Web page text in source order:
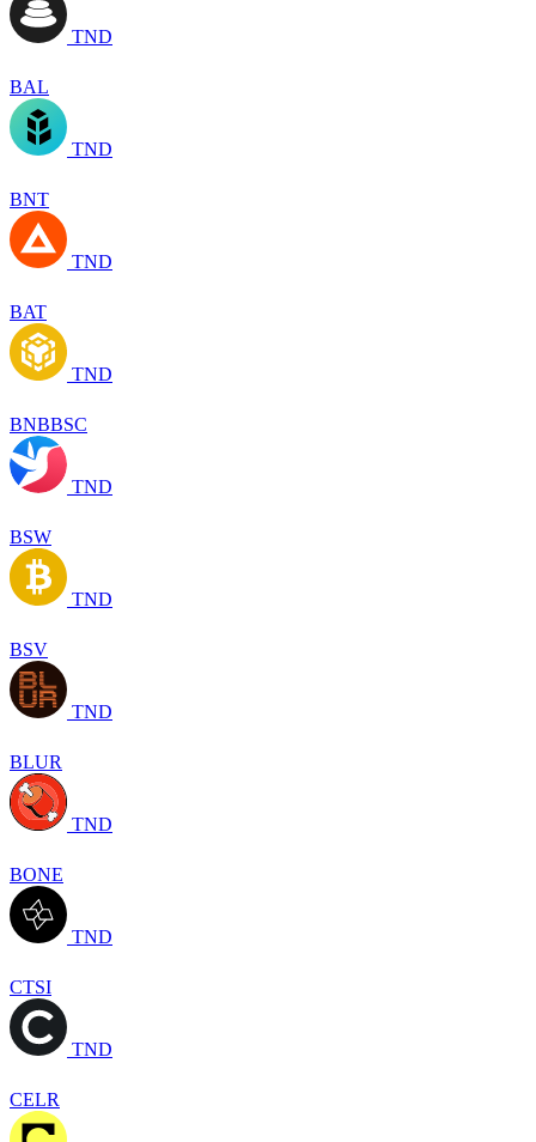
TND
BAL
TND
BNT
TND
BAT
TND
BNBBSC
TND
BSW
TND
BSV
TND
BLUR
TND
BONE
TND
CTSI
TND
CELR